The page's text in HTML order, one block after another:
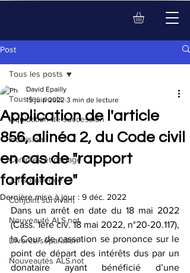
Post
Tous les posts
Liquidation de succession
Indivision
Comptes et partage
Jurisprudence
Conjoint survivant
Nouveauté ALS.not
Divorce/séparation
Nouveautés ALS.not
Tous les posts
Application de l'article
856, alinéa 2, du Code civil
en cas de "rapport
forfaitaire"
David Epailly
15 juin 2022 3 min de lecture
Dernière mise à jour : 9 déc. 2022
Dans un arrêt en date du 18 mai 2022
(Cass. 1ère civ. 18 mai 2022, n°20-20.117),
la Cour de cassation se prononce sur le
point de départ des intérêts dus par un
donataire ayant bénéficié d’une